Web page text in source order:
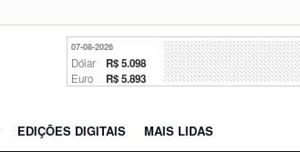
07-08-2026
Dólar R$ 5.098
Euro R$ 5.893
EDIÇÕES DIGITAIS MAIS LIDAS